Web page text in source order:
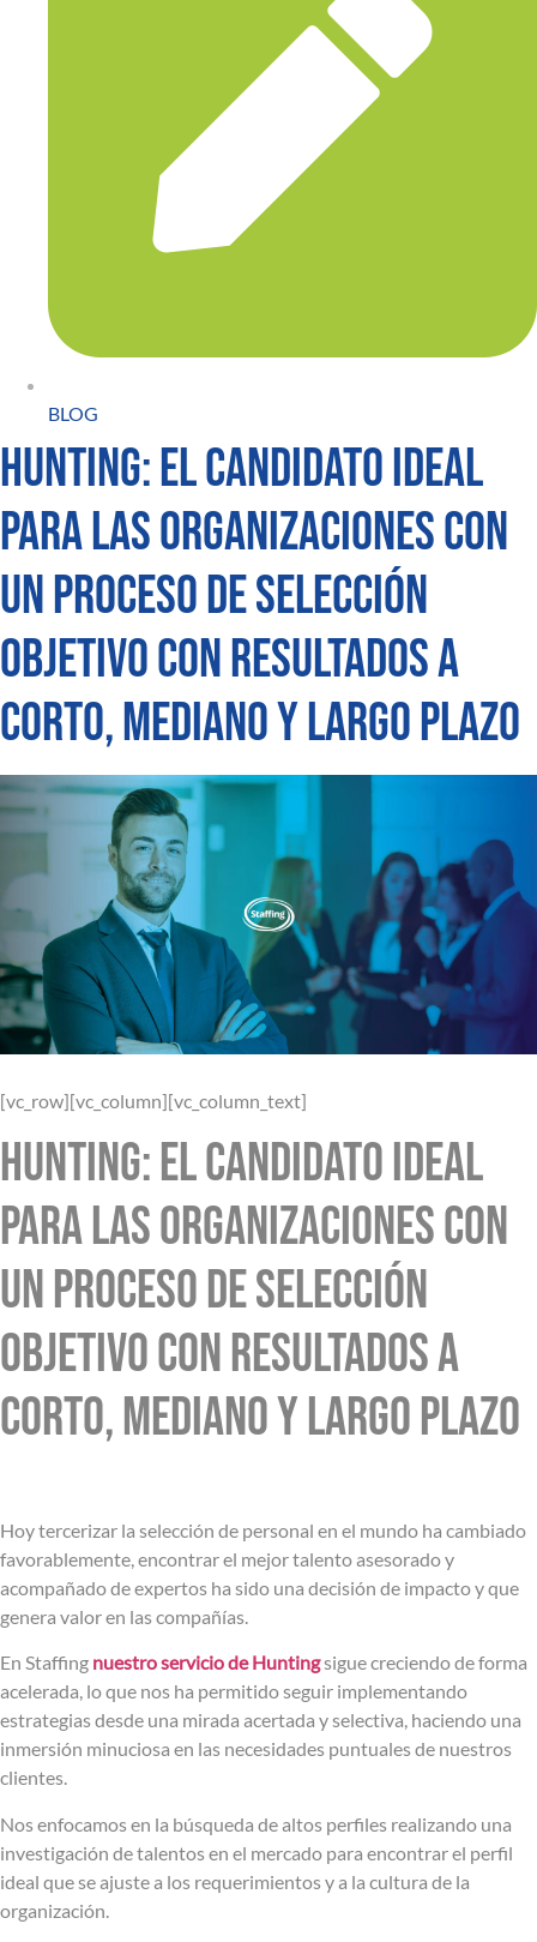
BLOG
Hunting: el candidato ideal
para las organizaciones con
un proceso de selección
objetivo con resultados a
corto, mediano y largo plazo
[vc_row][vc_column][vc_column_text]
Hunting: el candidato ideal
para las organizaciones con
un proceso de selección
objetivo con resultados a
corto, mediano y largo plazo
Hoy tercerizar la selección de personal en el mundo ha cambiado
favorablemente, encontrar el mejor talento asesorado y
acompañado de expertos ha sido una decisión de impacto y que
genera valor en las compañías.
En Staffing nuestro servicio de Huntingsigue creciendo de forma
acelerada, lo que nos ha permitido seguir implementando
estrategias desde una mirada acertada y selectiva, haciendo una
inmersión minuciosa en las necesidades puntuales de nuestros
clientes.
Nos enfocamos en la búsqueda de altos perfiles realizando una
investigación de talentos en el mercado para encontrar el perfil
ideal que se ajuste a los requerimientos y a la cultura de la
organización.